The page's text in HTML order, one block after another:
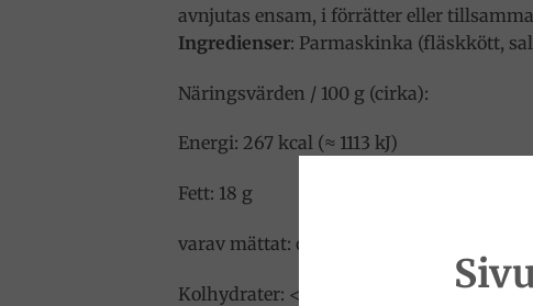
avnjutas ensam, i förrätter eller
Ingredienser: Parmaskinka (fläskkött,
Näringsvärden / 100 g (cirka):
Energi: 267 kcal (≈ 1113 kJ)
Fett: 18 g
varav mättat: ca 6,1 g
Kolhydrater: < 0,5 g